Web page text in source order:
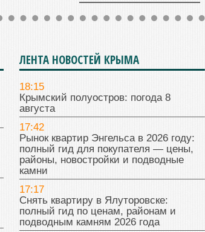
ЛЕНТА НОВОСТЕЙ КРЫМА
18:15
Крымский полуостров: погода 8
августа
17:42
Рынок квартир Энгельса в 2026 году:
полный гид для покупателя — цены,
районы, новостройки и подводные
камни
17:17
Снять квартиру в Ялуторовске:
полный гид по ценам, районам и
подводным камням 2026 года